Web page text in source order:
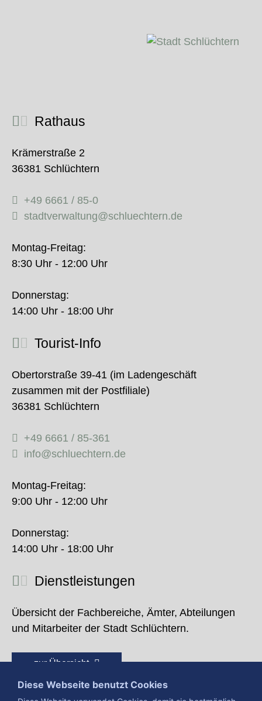
Rathaus
Krämerstraße 2
36381 Schlüchtern
+49 6661 / 85-0
stadtverwaltung@schluechtern.de
Montag-Freitag:
8:30 Uhr - 12:00 Uhr
Donnerstag:
14:00 Uhr - 18:00 Uhr
Tourist-Info
Obertorstraße 39-41 (im Ladengeschäft
zusammen mit der Postfiliale)
36381 Schlüchtern
+49 6661 / 85-361
info@schluechtern.de
Montag-Freitag:
9:00 Uhr - 12:00 Uhr
Donnerstag:
14:00 Uhr - 18:00 Uhr
Dienstleistungen
Übersicht der Fachbereiche, Ämter, Abteilungen
und Mitarbeiter der Stadt Schlüchtern.
zur Übersicht
Diese Webseite benutzt Cookies